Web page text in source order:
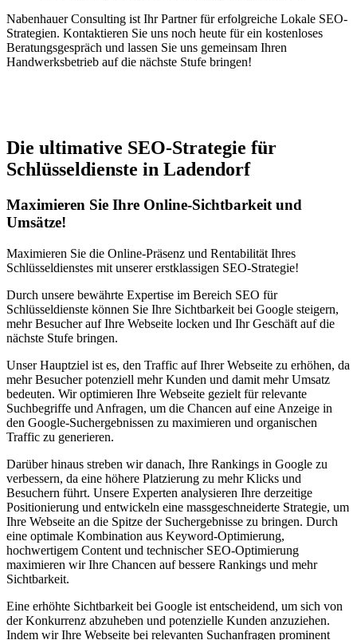
Nabenhauer Consulting ist Ihr Partner für erfolgreiche Lokale SEO-
Strategien. Kontaktieren Sie uns noch heute für ein kostenloses
Beratungsgespräch und lassen Sie uns gemeinsam Ihren
Handwerksbetrieb auf die nächste Stufe bringen!
Die ultimative SEO-Strategie für
Schlüsseldienste in Ladendorf
Maximieren Sie Ihre Online-Sichtbarkeit und
Umsätze!
Maximieren Sie die Online-Präsenz und Rentabilität Ihres
Schlüsseldienstes mit unserer erstklassigen SEO-Strategie!
Durch unsere bewährte Expertise im Bereich SEO für
Schlüsseldienste können Sie Ihre Sichtbarkeit bei Google steigern,
mehr Besucher auf Ihre Webseite locken und Ihr Geschäft auf die
nächste Stufe bringen.
Unser Hauptziel ist es, den Traffic auf Ihrer Webseite zu erhöhen, da
mehr Besucher potenziell mehr Kunden und damit mehr Umsatz
bedeuten. Wir optimieren Ihre Webseite gezielt für relevante
Suchbegriffe und Anfragen, um die Chancen auf eine Anzeige in
den Google-Suchergebnissen zu maximieren und organischen
Traffic zu generieren.
Darüber hinaus streben wir danach, Ihre Rankings in Google zu
verbessern, da eine höhere Platzierung zu mehr Klicks und
Besuchern führt. Unsere Experten analysieren Ihre derzeitige
Positionierung und entwickeln eine massgeschneiderte Strategie, um
Ihre Webseite an die Spitze der Suchergebnisse zu bringen. Durch
eine optimale Kombination aus Keyword-Optimierung,
hochwertigem Content und technischer SEO-Optimierung
maximieren wir Ihre Chancen auf bessere Rankings und mehr
Sichtbarkeit.
Eine erhöhte Sichtbarkeit bei Google ist entscheidend, um sich von
der Konkurrenz abzuheben und potenzielle Kunden anzuziehen.
Indem wir Ihre Webseite bei relevanten Suchanfragen prominent